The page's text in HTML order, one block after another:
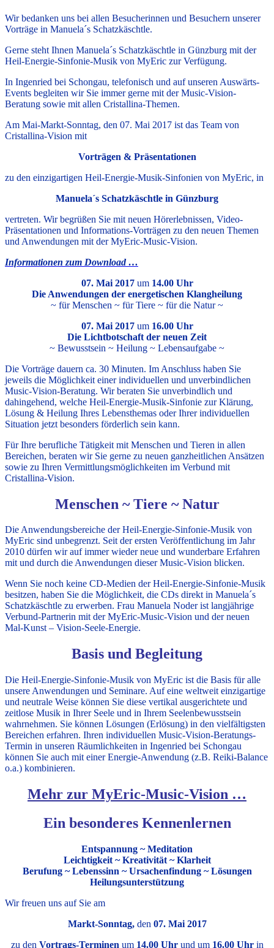
Wir bedanken uns bei allen Besucherinnen und Besuchern unserer
Vorträge in Manuela´s Schatzkäschtle.
Gerne steht Ihnen Manuela´s Schatzkäschtle in Günzburg mit der
Heil-Energie-Sinfonie-Musik von MyEric zur Verfügung.
In Ingenried bei Schongau, telefonisch und auf unseren Auswärts-
Events begleiten wir Sie immer gerne mit der Music-Vision-
Beratung sowie mit allen Cristallina-Themen.
Am Mai-Markt-Sonntag, den 07. Mai 2017 ist das Team von
Cristallina-Vision mit
Vorträgen & Präsentationen
zu den einzigartigen Heil-Energie-Musik-Sinfonien von MyEric, in
Manuela´s Schatzkäschtle in Günzburg
vertreten. Wir begrüßen Sie mit neuen Hörerlebnissen, Video-
Präsentationen und Informations-Vorträgen zu den neuen Themen
und Anwendungen mit der MyEric-Music-Vision.
Informationen zum Download …
07. Mai 2017 um14.00 Uhr
Die Anwendungen der energetischen Klangheilung
~ für Menschen ~ für Tiere ~ für die Natur ~
07. Mai 2017 um16.00 Uhr
Die Lichtbotschaft der neuen Zeit
~ Bewusstsein ~ Heilung ~ Lebensaufgabe ~
Die Vorträge dauern ca. 30 Minuten. Im Anschluss haben Sie
jeweils die Möglichkeit einer individuellen und unverbindlichen
Music-Vision-Beratung. Wir beraten Sie unverbindlich und
dahingehend, welche Heil-Energie-Musik-Sinfonie zur Klärung,
Lösung & Heilung Ihres Lebensthemas oder Ihrer individuellen
Situation jetzt besonders förderlich sein kann.
Für Ihre berufliche Tätigkeit mit Menschen und Tieren in allen
Bereichen, beraten wir Sie gerne zu neuen ganzheitlichen Ansätzen
sowie zu Ihren Vermittlungsmöglichkeiten im Verbund mit
Cristallina-Vision.
Menschen ~ Tiere ~ Natur
Die Anwendungsbereiche der Heil-Energie-Sinfonie-Musik von
MyEric sind unbegrenzt. Seit der ersten Veröffentlichung im Jahr
2010 dürfen wir auf immer wieder neue und wunderbare Erfahren
mit und durch die Anwendungen dieser Music-Vision blicken.
Wenn Sie noch keine CD-Medien der Heil-Energie-Sinfonie-Musik
besitzen, haben Sie die Möglichkeit, die CDs direkt in Manuela´s
Schatzkäschtle zu erwerben. Frau Manuela Noder ist langjährige
Verbund-Partnerin mit der MyEric-Music-Vision und der neuen
Mal-Kunst – Vision-Seele-Energie.
Basis und Begleitung
Die Heil-Energie-Sinfonie-Musik von MyEric ist die Basis für alle
unsere Anwendungen und Seminare. Auf eine weltweit einzigartige
und neutrale Weise können Sie diese vertikal ausgerichtete und
zeitlose Musik in Ihrer Seele und in Ihrem Seelenbewusstsein
wahrnehmen. Sie können Lösungen (Erlösung) in den vielfältigsten
Bereichen erfahren. Ihren individuellen Music-Vision-Beratungs-
Termin in unseren Räumlichkeiten in Ingenried bei Schongau
können Sie auch mit einer Energie-Anwendung (z.B. Reiki-Balance
o.a.) kombinieren.
Mehr zur MyEric-Music-Vision …
Ein besonderes Kennenlernen
Entspannung ~ Meditation
Leichtigkeit ~ Kreativität ~ Klarheit
Berufung ~ Lebenssinn ~ Ursachenfindung ~ Lösungen
Heilungsunterstützung
Wir freuen uns auf Sie am
Markt-Sonntag, den 07. Mai 2017
zu den Vortrags-Terminen um14.00 Uhr und um16.00 Uhr in